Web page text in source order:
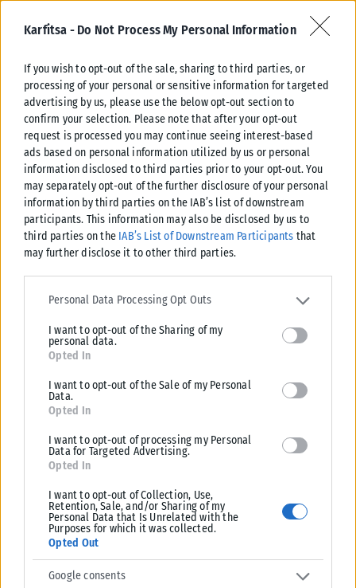
Karfitsa - Do Not Process My Personal Information
If you wish to opt-out of the sale, sharing to third parties, or
processing of your personal or sensitive information for targeted
advertising by us, please use the below opt-out section to
confirm your selection. Please note that after your opt-out
request is processed you may continue seeing interest-based
ads based on personal information utilized by us or personal
information disclosed to third parties prior to your opt-out. You
may separately opt-out of the further disclosure of your personal
information by third parties on the IAB’s list of downstream
participants. This information may also be disclosed by us to
third parties on the IAB’s List of Downstream Participants that
may further disclose it to other third parties.
Please note that this website/app uses one or more Google
services and may gather and store information including but not
deny consent to Google and its third-party tags to use your data
for below specified purposes in below Google consent section.
Personal Data Processing Opt Outs
I want to opt-out of the Sharing of my
personal data.
Opted In
I want to opt-out of the Sale of my Personal
Data.
Opted In
I want to opt-out of processing my Personal
Data for Targeted Advertising.
Opted In
I want to opt-out of Collection, Use,
Retention, Sale, and/or Sharing of my
Personal Data that Is Unrelated with the
Purposes for which it was collected.
Opted Out
Google consents
ΕΛΛΆΔΑ
Από σήμερα μόνο με νέου τύπου ταυτότητα ή διαβατήριο τα
ταξίδια στο εξωτερικό
Από σήμερα, 3 Αυγούστου, οι παλαιού τύπου «μπλε» αστυνομικές
ταυτότητες παύουν να ισχύουν ως ταξιδιωτικά έγγραφα για το
εξωτερικό, με...
ΕΛΛΆΔΑ
Υπουργείο Κλιματικής Κρίσης: Ενέργειες για την κρατική
αρωγή προς τους πυρόπληκτους